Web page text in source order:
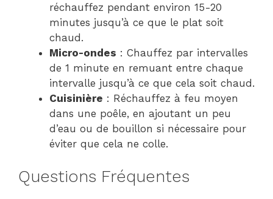
réchauffez pendant environ 15-20
minutes jusqu’à ce que le plat soit
chaud.
Micro-ondes : Chauffez par intervalles
de 1 minute en remuant entre chaque
intervalle jusqu’à ce que cela soit chaud.
Cuisinière : Réchauffez à feu moyen
dans une poêle, en ajoutant un peu
d’eau ou de bouillon si nécessaire pour
éviter que cela ne colle.
Questions Fréquentes